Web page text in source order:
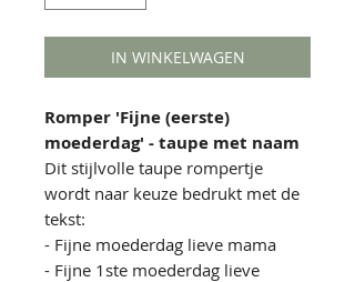
IN WINKELWAGEN
Romper 'Fijne (eerste)
moederdag' - taupe met naam
Dit stijlvolle taupe rompertje
wordt naar keuze bedrukt met de
tekst:
- Fijne moederdag lieve mama
- Fijne 1ste moederdag lieve